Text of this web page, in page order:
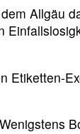
Allgäu
Etiketten-